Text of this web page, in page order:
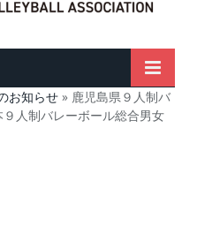
お知らせ » 鹿児島県９人制バ
人制バレーボール総合男女